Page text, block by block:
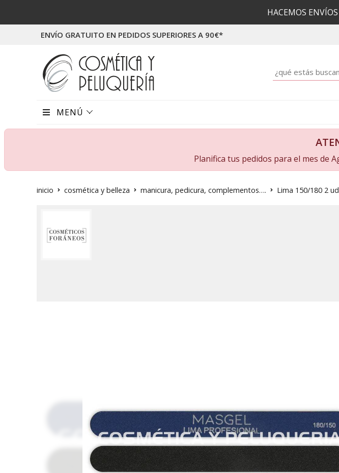
HACEMOS
ENVÍO GRATUITO EN PEDIDOS SUPERIORES A 90€*
MENÚ
Planifica tus pedidos para el mes de
inicio cosmética y belleza manicura, pedicura, complementos…. Lima 150/180 2